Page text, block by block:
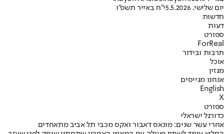
יום שלישי, 5.5.2026
י"ח באייר תשפ"ו
חדשות
דעות
ספורט
ForReal
תרבות ובידור
אוכל
מגזין
אנחנו מגייסים
English
X
ספורט
כדורגל ישראלי
אחרי עשר שנים: מונאס דאבור ואקס מכבי תל אביב מתאחדים